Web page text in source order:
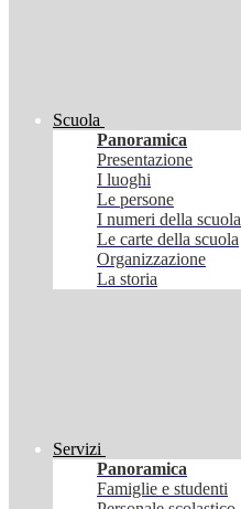
Scuola
Panoramica
Presentazione
I luoghi
Le persone
I numeri della scuola
Le carte della scuola
Organizzazione
La storia
Servizi
Panoramica
Famiglie e studenti